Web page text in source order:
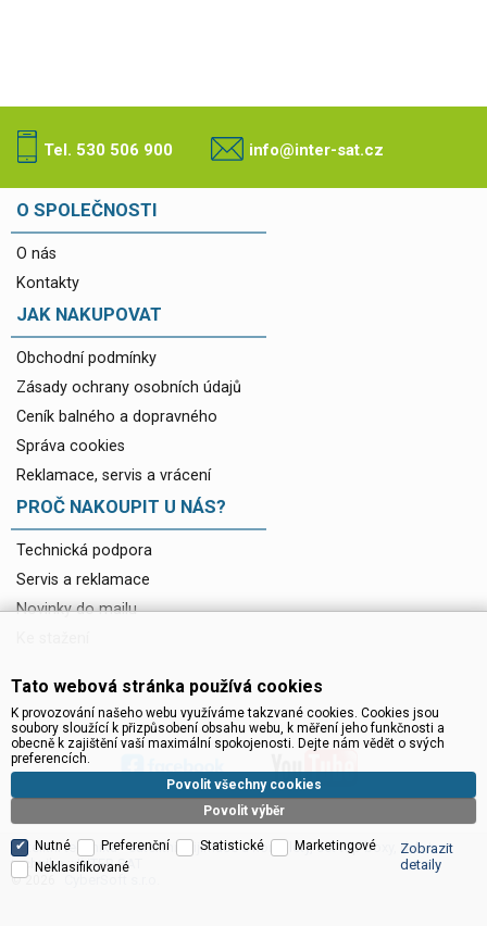
Tel. 530 506 900 info@inter-sat.cz
O SPOLEČNOSTI
O nás
Kontakty
JAK NAKUPOVAT
Obchodní podmínky
Zásady ochrany osobních údajů
Ceník balného a dopravného
Správa cookies
Reklamace, servis a vrácení
PROČ NAKOUPIT U NÁS?
Technická podpora
Servis a reklamace
Novinky do mailu
Satelitní technika - satelitní přijímače a komplety, set top boxy, dvb-t
technika :: INTER SAT
© 2026
Tato webová stránka používá cookies
K provozování našeho webu využíváme takzvané cookies. Cookies jsou
soubory sloužící k přizpůsobení obsahu webu, k měření jeho funkčnosti a
obecně k zajištění vaší maximální spokojenosti. Dejte nám vědět o svých
preferencích.
Povolit výběr
Povolit všechny cookies
Nutné Preferenční Statistické
Marketingové
Neklasifikované
Zobrazit
detaily